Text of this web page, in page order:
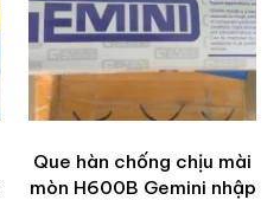
Que hàn chống chịu mài
mòn H600B Gemini nhập